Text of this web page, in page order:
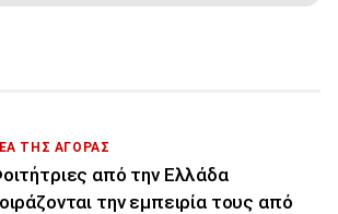
ΤΗΣ ΑΓΟΡΑΣ
από την Ελλάδα
την εμπειρία τους από